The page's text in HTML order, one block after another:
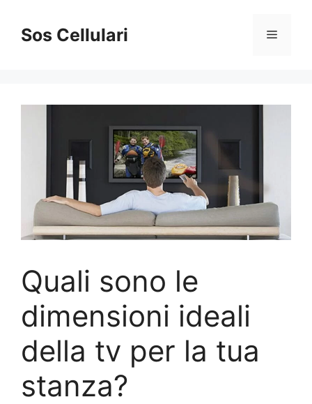
contenuto
Sos Cellulari Menu
Quali sono le
dimensioni ideali
della tv per la tua
stanza?